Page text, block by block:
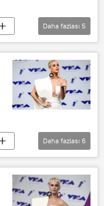
Daha fazlası 5
Daha fazlası 6